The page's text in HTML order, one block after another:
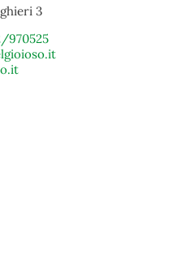
3
970525